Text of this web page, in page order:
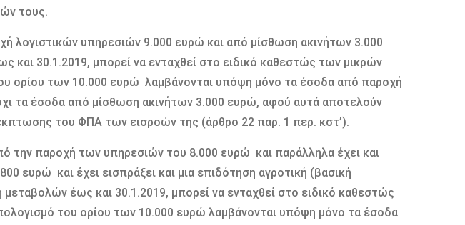
τους.
λογιστικών υπηρεσιών 9.000 ευρώ και από μίσθωση ακινήτων 3.000
30.1.2019, μπορεί να ενταχθεί στο ειδικό καθεστώς των μικρών
ορίου των 10.000 ευρώ λαμβάνονται υπόψη μόνο τα έσοδα από παροχή
τα έσοδα από μίσθωση ακινήτων 3.000 ευρώ, αφού αυτά αποτελούν
του ΦΠΑ των εισροών της (άρθρο 22 παρ. 1 περ. κστ’).
την παροχή των υπηρεσιών του 8.000 ευρώ και παράλληλα έχει και
ευρώ και έχει εισπράξει και μια επιδότηση αγροτική (βασική
έως και 30.1.2019, μπορεί να ενταχθεί στο ειδικό καθεστώς
του ορίου των 10.000 ευρώ λαμβάνονται υπόψη μόνο τα έσοδα